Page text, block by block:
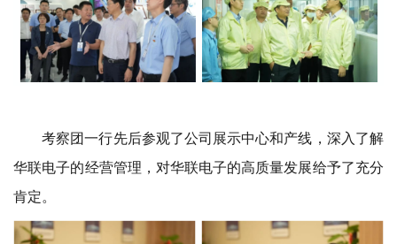
考察团一行先后参观了公司展示中心和产线，深入了解
华联电子的经营管理，对华联电子的高质量发展给予了充分
肯定。